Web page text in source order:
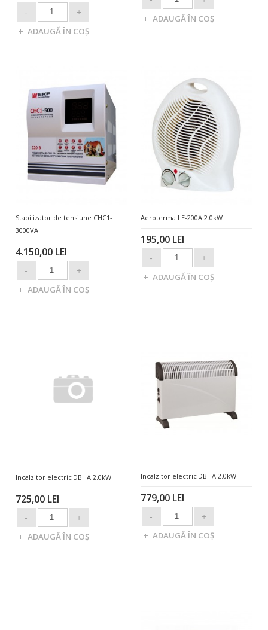
Stabilizator de tensiune СНC1-
3000VA
4.150,00 LEI
Aeroterma LE-200A 2.0kW
195,00 LEI
Incalzitor electric ЭВНА 2.0kW
725,00 LEI
Incalzitor electric ЭВНА 2.0kW
779,00 LEI